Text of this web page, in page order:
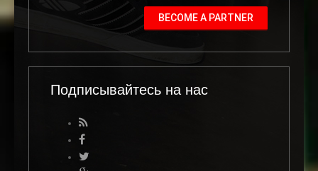
BECOME A PARTNER
Подписывайтесь на нас